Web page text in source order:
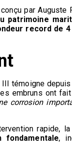
par Auguste
patrimoine
record de
témoigne
embruns ont
corrosion
rapide,
fondamentale,